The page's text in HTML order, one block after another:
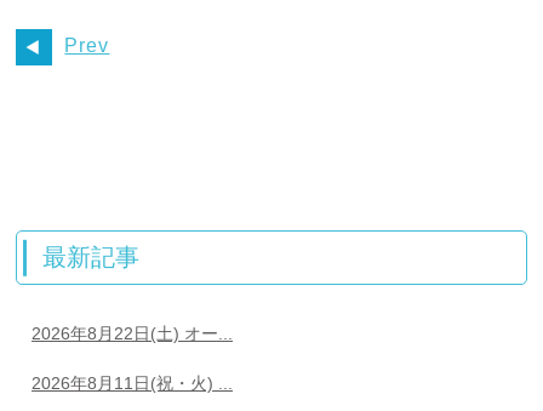
Prev
最新記事
2026年8月22日(土) オー...
2026年8月11日(祝・火) ...